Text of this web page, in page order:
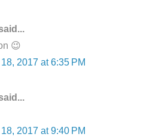
😉
2017 at 6:35 PM
2017 at 9:40 PM